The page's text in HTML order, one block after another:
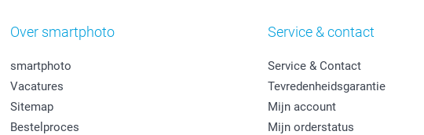
Over smartphoto
smartphoto
Vacatures
Sitemap
Bestelproces
Service & contact
Service & Contact
Tevredenheidsgarantie
Mijn account
Mijn orderstatus